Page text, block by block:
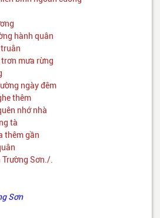
hành quân
mưa rừng
ngày đêm
thêm
nhớ nhà
tà
thêm gần
Trường Sơn./.
Sơn